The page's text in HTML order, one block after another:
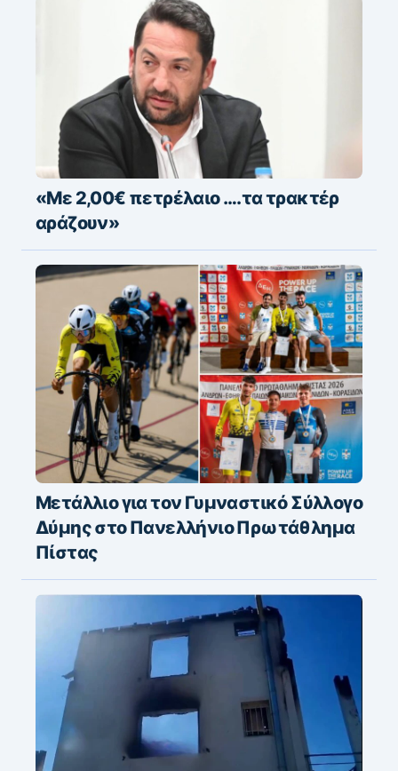
«Με 2,00€ πετρέλαιο ….τα τρακτέρ
αράζουν»
Μετάλλιο για τον Γυμναστικό Σύλλογο
Δύμης στο Πανελλήνιο Πρωτάθλημα
Πίστας